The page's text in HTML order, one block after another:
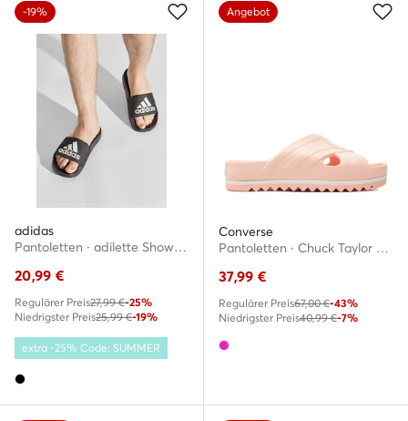
-19%
adidas
Pantoletten · adilette Shower GZ3779 · Schwarz
20,99 €
Regulärer Preis27,99 €-25%
Niedrigster Preis25,99 €-19%
extra -25% Code: SUMMER
Angebot
Converse
Pantoletten · Chuck Taylor All Star Lounge Sandal Lite Cx A07582C · Rosa
37,99 €
Regulärer Preis67,00 €-43%
Niedrigster Preis40,99 €-7%